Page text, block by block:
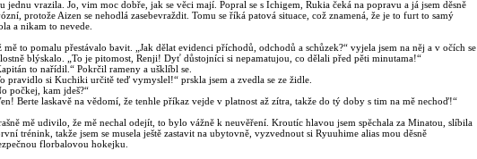
jednu vrazila. Jo, vim moc dobře, jak se věci mají. Popral se s Ichigem, Rukia čeká na popravu a já jsem děsně
protože Aizen se nehodlá zasebevraždit. Tomu se říká patová situace, což znamená, že je to furt to samý
a nikam to nevede.
to pomalu přestávalo bavit. „Jak dělat evidenci příchodů, odchodů a schůzek?“ vyjela jsem na něj a v očích se
blýskalo. „To je pitomost, Renji! Dyť důstojníci si nepamatujou, co dělali před pěti minutama!“
to nařídil.“ Pokrčil rameny a ušklíbl se.
pravidlo si Kuchiki určitě teď vymyslel!“ prskla jsem a zvedla se ze židle.
počkej, kam jdeš?“
Berte laskavě na vědomí, že tenhle příkaz vejde v platnost až zítra, takže do tý doby s tim na mě nechoď!“
mě udivilo, že mě nechal odejít, to bylo vážně k neuvěření. Kroutíc hlavou jsem spěchala za Minatou, slíbila
trénink, takže jsem se musela ještě zastavit na ubytovně, vyzvednout si Ryuuhime alias mou děsně
florbalovou hokejku.